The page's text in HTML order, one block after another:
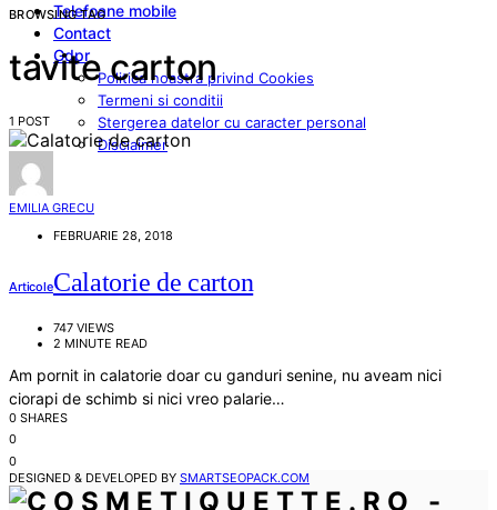
Telefoane mobile
Contact
Gdpr
Politica noastra privind Cookies
Termeni si conditii
Stergerea datelor cu caracter personal
Disclaimer
BROWSING TAG
tavite carton
1 POST
EMILIA GRECU
FEBRUARIE 28, 2018
ArticoleCalatorie de carton
747 VIEWS
2 MINUTE READ
Am pornit in calatorie doar cu ganduri senine, nu aveam nici
ciorapi de schimb si nici vreo palarie…
0 SHARES
0
0
DESIGNED & DEVELOPED BY SMARTSEOPACK.COM